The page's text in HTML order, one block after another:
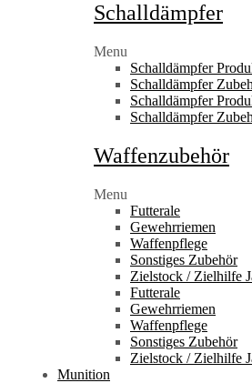
Schalldämpfer
Menu
Schalldämpfer
Schalldämpfer
Schalldämpfer
Schalldämpfer
Waffenzubehör
Menu
Futterale
Gewehrriemen
Waffenpflege
Sonstiges Zubehör
Zielstock / Zielhilfe
Futterale
Gewehrriemen
Waffenpflege
Sonstiges Zubehör
Zielstock / Zielhilfe
Munition